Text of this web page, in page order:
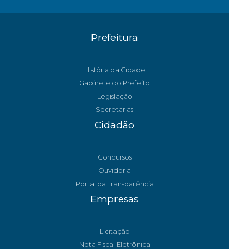
Prefeitura
História da Cidade
Gabinete do Prefeito
Legislação
Secretarias
Cidadão
Concursos
Ouvidoria
Portal da Transparência
Empresas
Licitação
Nota Fiscal Eletrônica